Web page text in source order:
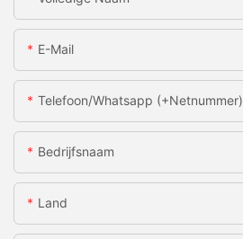
E-Mail
Telefoon/whatsapp (+netnummer)
Bedrijfsnaam
Land